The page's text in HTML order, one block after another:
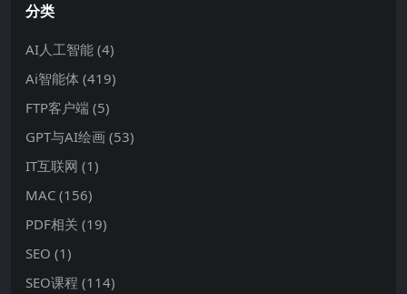
分类
AI人工智能 (4)
Ai智能体 (419)
FTP客户端 (5)
GPT与AI绘画 (53)
IT互联网 (1)
MAC (156)
PDF相关 (19)
SEO (1)
SEO课程 (114)